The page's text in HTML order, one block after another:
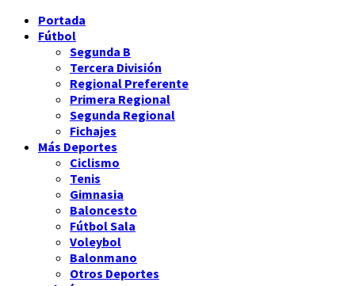
Portada
Fútbol
Segunda B
Tercera División
Regional Preferente
Primera Regional
Segunda Regional
Fichajes
Más Deportes
Ciclismo
Tenis
Gimnasia
Baloncesto
Fútbol Sala
Voleybol
Balonmano
Otros Deportes